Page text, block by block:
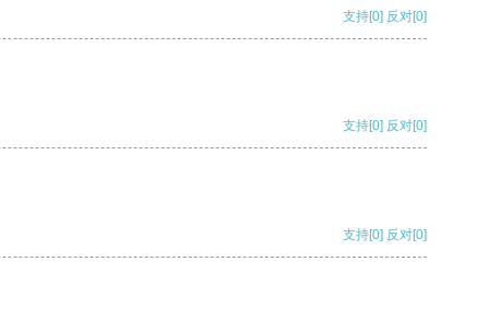
支持[0] 反对[0]
支持[0] 反对[0]
支持[0] 反对[0]